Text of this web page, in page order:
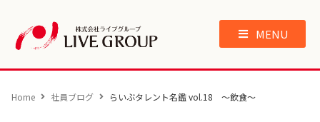
MENU
Home 社員ブログ らいぶタレント名鑑 vol.18 ～飲食～